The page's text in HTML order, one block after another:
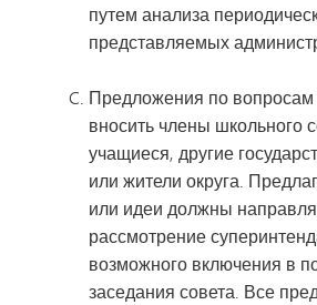
путем анализа
представляемых
Предложения по вопросам
вносить члены школьного
учащиеся, другие
или жители округа.
или идеи должны
рассмотрение
возможного включения в
заседания совета. Все